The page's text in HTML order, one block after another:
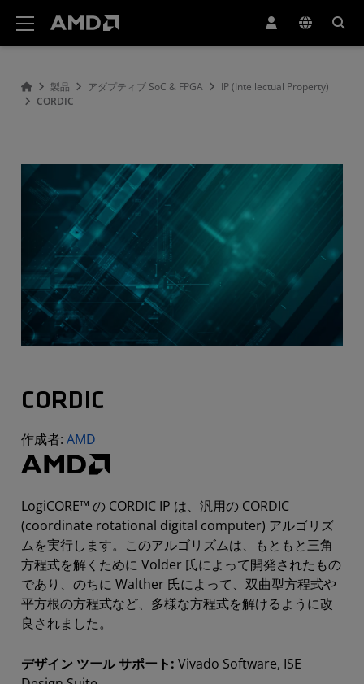
製品 アダプティブ SoC & FPGA
IP (Intellectual Property)
CORDIC
CORDIC
作成者: AMD
LogiCORE™ の CORDIC IP は、汎用の CORDIC
(coordinate rotational digital computer) アルゴリズ
ムを実行します。このアルゴリズムは、もともと三角
方程式を解くために Volder 氏によって開発されたもの
であり、のちに Walther 氏によって、双曲型方程式や
平方根の方程式など、多様な方程式を解けるように改
良されました。
デザイン ツール サポート: Vivado Software, ISE